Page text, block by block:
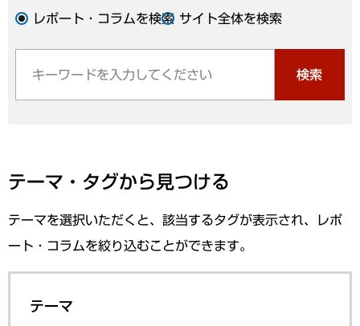
レポート・コラムを検索 サイト全体を検索
検索
テーマ・タグから見つける
テーマを選択いただくと、該当するタグが表示され、レポ
ート・コラムを絞り込むことができます。
テーマ